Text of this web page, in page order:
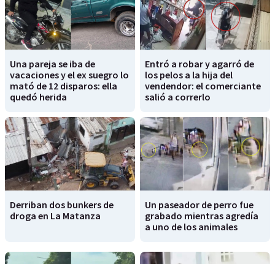
Una pareja se iba de
vacaciones y el ex suegro lo
mató de 12 disparos: ella
quedó herida
Entró a robar y agarró de
los pelos a la hija del
vendendor: el comerciante
salió a correrlo
Derriban dos bunkers de
droga en La Matanza
Un paseador de perro fue
grabado mientras agredía
a uno de los animales